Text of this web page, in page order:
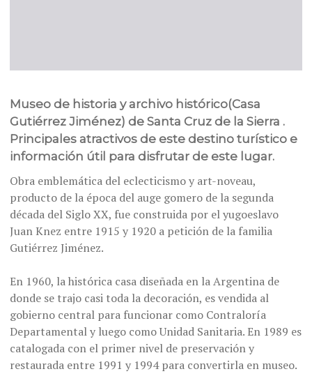
Museo de historia y archivo histórico(Casa
Gutiérrez Jiménez) de Santa Cruz de la Sierra .
Principales atractivos de este destino turístico e
información útil para disfrutar de este lugar.
Obra emblemática del eclecticismo y art-noveau,
producto de la época del auge gomero de la segunda
década del Siglo XX, fue construida por el yugoeslavo
Juan Knez entre 1915 y 1920 a petición de la familia
Gutiérrez Jiménez.
En 1960, la histórica casa diseñada en la Argentina de
donde se trajo casi toda la decoración, es vendida al
gobierno central para funcionar como Contraloría
Departamental y luego como Unidad Sanitaria. En 1989 es
catalogada con el primer nivel de preservación y
restaurada entre 1991 y 1994 para convertirla en museo.